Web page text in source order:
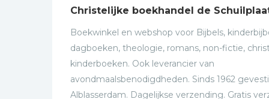
Christelijke boekhandel de
Boekwinkel en webshop voor Bijbels,
dagboeken, theologie, romans, non-fictie,
kinderboeken. Ook leverancier van
avondmaalsbenodigdheden. Sinds 1962
Alblasserdam. Dagelijkse verzending. Gratis